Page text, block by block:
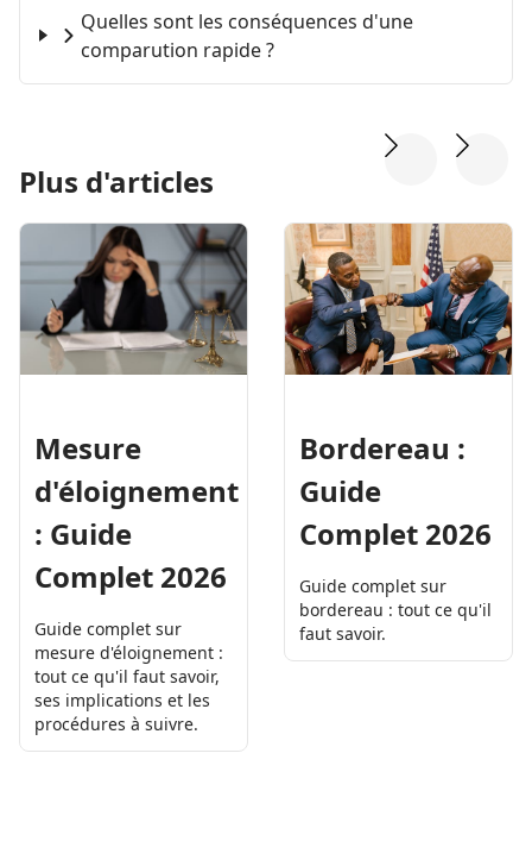
Quelles sont les conséquences d'une
comparution rapide ?
Plus d'articles
Mesure
d'éloignement
: Guide
Complet 2026
Guide complet sur
mesure d'éloignement :
tout ce qu'il faut savoir,
ses implications et les
procédures à suivre.
Bordereau :
Guide
Complet 2026
Guide complet sur
bordereau : tout ce qu'il
faut savoir.